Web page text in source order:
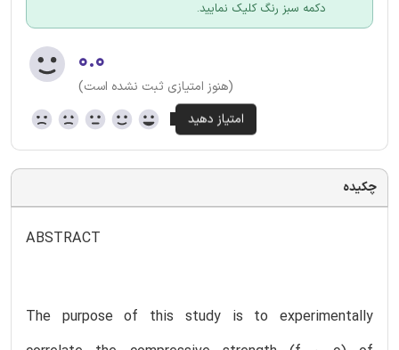
دکمه سبز رنگ کلیک نمایید.
۰.۰
(هنوز امتیازی ثبت نشده است)
چکیده
ABSTRACT
The purpose of this study is to experimentally